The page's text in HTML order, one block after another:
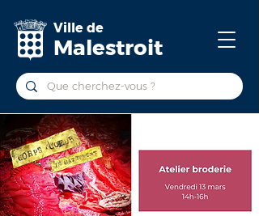
Ville de
Malestroit